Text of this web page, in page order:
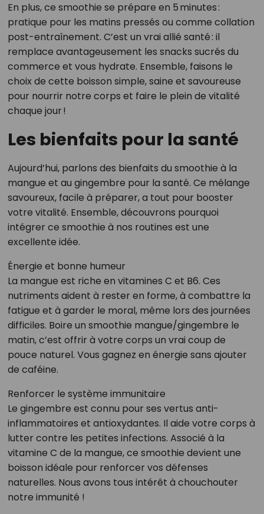
En plus, ce smoothie se prépare en 5 minutes :
pratique pour les matins pressés ou comme collation
post-entraînement. C’est un vrai allié santé : il
remplace avantageusement les snacks sucrés du
commerce et vous hydrate. Ensemble, faisons le
choix de cette boisson simple, saine et savoureuse
pour nourrir notre corps et faire le plein de vitalité
chaque jour !
Les bienfaits pour la santé
Aujourd’hui, parlons des bienfaits du smoothie à la
mangue et au gingembre pour la santé. Ce mélange
savoureux, facile à préparer, a tout pour booster
votre vitalité. Ensemble, découvrons pourquoi
intégrer ce smoothie à nos routines est une
excellente idée.
Énergie et bonne humeur
La mangue est riche en vitamines C et B6. Ces
nutriments aident à rester en forme, à combattre la
fatigue et à garder le moral, même lors des journées
difficiles. Boire un smoothie mangue/gingembre le
matin, c’est offrir à votre corps un vrai coup de
pouce naturel. Vous gagnez en énergie sans ajouter
de caféine.
Renforcer le système immunitaire
Le gingembre est connu pour ses vertus anti-
inflammatoires et antioxydantes. Il aide votre corps à
lutter contre les petites infections. Associé à la
vitamine C de la mangue, ce smoothie devient une
boisson idéale pour renforcer vos défenses
naturelles. Nous avons tous intérêt à chouchouter
notre immunité !